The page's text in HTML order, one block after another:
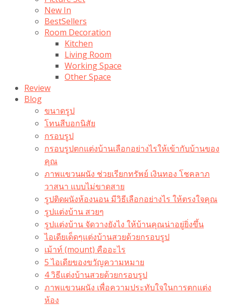
New In
BestSellers
Room Decoration
Kitchen
Living Room
Working Space
Other Space
Review
Blog
ขนาดรูป
โทนสีบอกนิสัย
กรอบรูป
กรอบรูปตกแต่งบ้านเลือกอย่างไรให้เข้ากับบ้านของ
คุณ
ภาพแขวนผนัง ช่วยเรียกทรัพย์ เงินทอง โชคลาภ
วาสนา แบบไม่ขาดสาย
รูปติดผนังห้องนอน มีวิธีเลือกอย่างไร ให้ตรงใจคุณ
รูปแต่งบ้าน สวยๆ
รูปแต่งบ้าน จัดวางยังไง ให้บ้านคุณน่าอยู่ยิ่งขึ้น
ไอเดียเด็ดๆแต่งบ้านสวยด้วยกรอบรูป
เม้าท์ (mount) คืออะไร​
5 ไอเดียของขวัญความหมาย
4 วิธีแต่งบ้านสวยด้วยกรอบรูป
ภาพแขวนผนัง เพื่อความประทับใจในการตกแต่ง
ห้อง